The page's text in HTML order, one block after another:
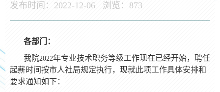
发布时间：2022-12-06 浏览： 873
各部门：
我院2022年专业技术职务等级工作现在已经开始，聘任
起薪时间按市人社局规定执行，现就此项工作具体安排和
要求通知如下：